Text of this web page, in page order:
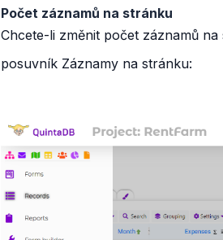
Počet záznamů na stránku
Chcete-li změnit počet záznamů
posuvník Záznamy na stránku: